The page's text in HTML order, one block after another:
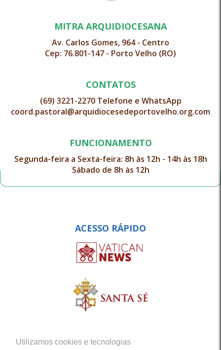
Utilizamos cookies e tecnologias
MITRA ARQUIDIOCESANA
Av. Carlos Gomes, 964 - Centro
Cep: 76.801-147 - Porto Velho (RO)
CONTATOS
(69) 3221-2270 Telefone e WhatsApp
coord.pastoral@arquidiocesedeportovelho.org.com
FUNCIONAMENTO
Segunda-feira a Sexta-feira: 8h às 12h - 14h às 18h
Sábado de 8h às 12h
ACESSO RÁPIDO